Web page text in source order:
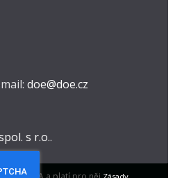
doe@doe.cz
s r.o..